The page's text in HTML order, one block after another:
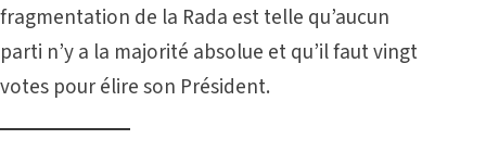
fragmentation de la Rada est telle qu’aucun
parti n’y a la majorité absolue et qu’il faut vingt
votes pour élire son Président.